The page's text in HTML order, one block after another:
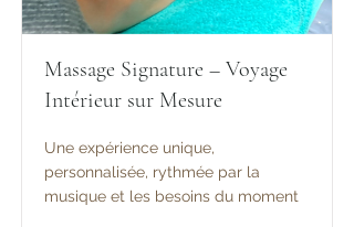
Massage Signature – Voyage
Intérieur sur Mesure
Une expérience unique,
personnalisée, rythmée par la
musique et les besoins du moment